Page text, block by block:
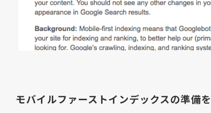
モバイルファーストインデックスの準備